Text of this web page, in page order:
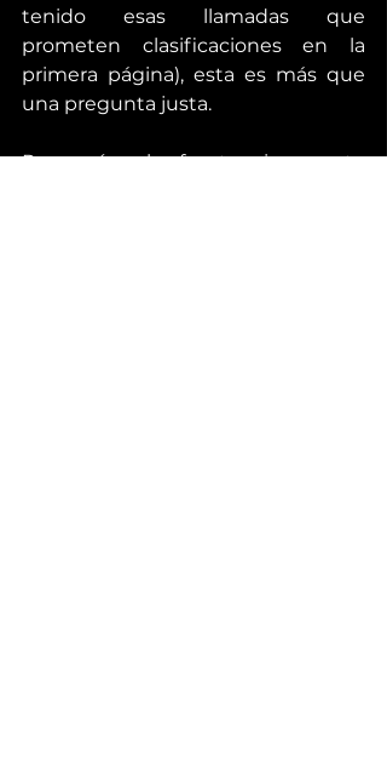
tenido esas llamadas que
prometen clasificaciones en la
primera página), esta es más que
una pregunta justa.
Pero, ¿cómo lo afrontas sin ponerte